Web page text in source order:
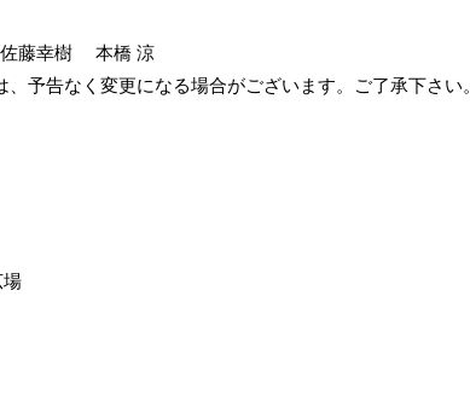
藤幸樹 本橋 涼
予告なく変更になる場合がございます。ご了承下さい。